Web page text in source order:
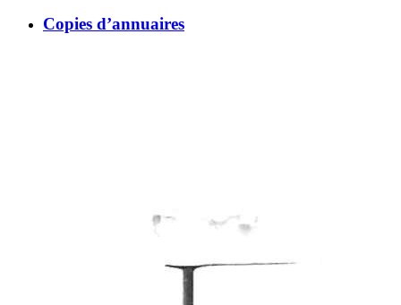
Copies d’annuaires